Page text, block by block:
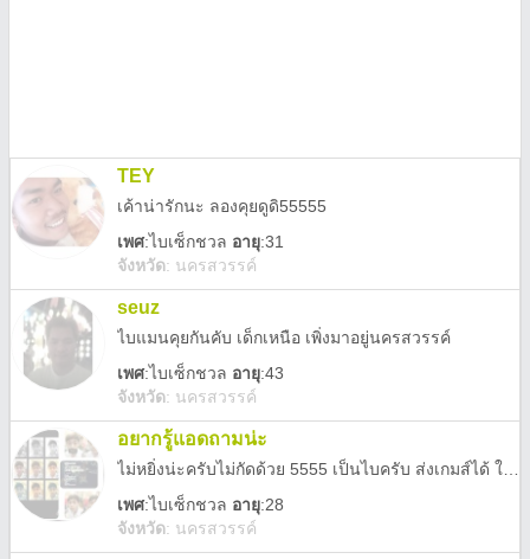
TEY
เค้าน่ารักนะ ลองคุยดูดิ55555
เพศ:ไบเซ็กชวล อายุ:31
จังหวัด: นครสวรรค์
seuz
ไบแมนคุยกันคับ เด็กเหนือ เพิ่งมาอยู่นครสวรรค์
เพศ:ไบเซ็กชวล อายุ:43
จังหวัด: นครสวรรค์
อยากรู้แอดถามน่ะ
เพศ:ไบเซ็กชวล อายุ:28
จังหวัด: นครสวรรค์